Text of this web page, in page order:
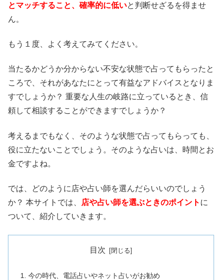
とマッチすること、確率的に低いと判断せざるを得ませ
ん。
もう１度、よく考えてみてください。
当たるかどうか分からない不安な状態で占ってもらったと
ころで、それがあなたにとって有益なアドバイスとなりま
すでしょうか？ 重要な人生の岐路に立っているとき、信
頼して相談することができますでしょうか？
考えるまでもなく、そのような状態で占ってもらっても、
役に立たないことでしょう。そのような占いは、時間とお
金ですよね。
では、どのように店や占い師を選んだらいいのでしょう
か？ 本サイトでは、
店や占い師を選ぶときのポイント に
ついて、紹介していきます。
目次
今の時代、電話占いやネット占いがお勧め